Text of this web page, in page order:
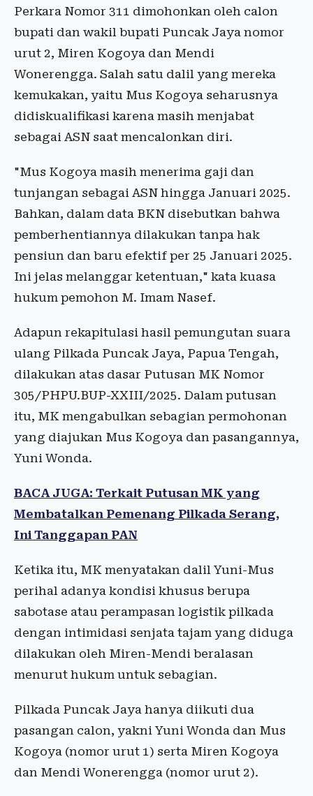
Perkara Nomor 311 dimohonkan oleh calon
bupati dan wakil bupati Puncak Jaya nomor
urut 2, Miren Kogoya dan Mendi
Wonerengga. Salah satu dalil yang mereka
kemukakan, yaitu Mus Kogoya seharusnya
didiskualifikasi karena masih menjabat
sebagai ASN saat mencalonkan diri.
"Mus Kogoya masih menerima gaji dan
tunjangan sebagai ASN hingga Januari 2025.
Bahkan, dalam data BKN disebutkan bahwa
pemberhentiannya dilakukan tanpa hak
pensiun dan baru efektif per 25 Januari 2025.
Ini jelas melanggar ketentuan," kata kuasa
hukum pemohon M. Imam Nasef.
Adapun rekapitulasi hasil pemungutan suara
ulang Pilkada Puncak Jaya, Papua Tengah,
dilakukan atas dasar Putusan MK Nomor
305/PHPU.BUP-XXIII/2025. Dalam putusan
itu, MK mengabulkan sebagian permohonan
yang diajukan Mus Kogoya dan pasangannya,
Yuni Wonda.
BACA JUGA: Terkait Putusan MK yang
Membatalkan Pemenang Pilkada Serang,
Ini Tanggapan PAN
Ketika itu, MK menyatakan dalil Yuni-Mus
perihal adanya kondisi khusus berupa
sabotase atau perampasan logistik pilkada
dengan intimidasi senjata tajam yang diduga
dilakukan oleh Miren-Mendi beralasan
menurut hukum untuk sebagian.
Pilkada Puncak Jaya hanya diikuti dua
pasangan calon, yakni Yuni Wonda dan Mus
Kogoya (nomor urut 1) serta Miren Kogoya
dan Mendi Wonerengga (nomor urut 2).